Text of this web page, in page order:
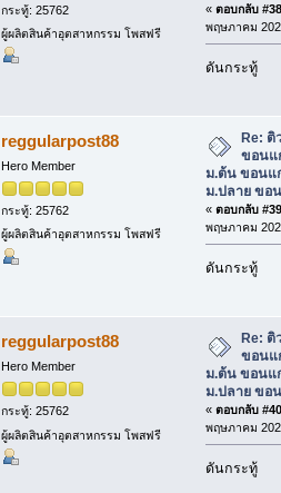
กระทู้: 25762
ผู้ผลิตสินค้าอุตสาหกรรม โพสฟรี
« ตอบกลับ
พฤษภาคม
ดันกระทู้
reggularpost88
Hero Member
กระทู้: 25762
ผู้ผลิตสินค้าอุตสาหกรรม โพสฟรี
Re: ติ
ขอนแ
ม.ต้น ขอนแ
ม.ปลาย ขอ
« ตอบกลับ
พฤษภาคม
ดันกระทู้
reggularpost88
Hero Member
กระทู้: 25762
ผู้ผลิตสินค้าอุตสาหกรรม โพสฟรี
Re:
ขอนแ
ม.ต้น ขอนแ
ม.ปลาย ขอ
« ตอบกลับ
พฤษภาคม
ดันกระทู้